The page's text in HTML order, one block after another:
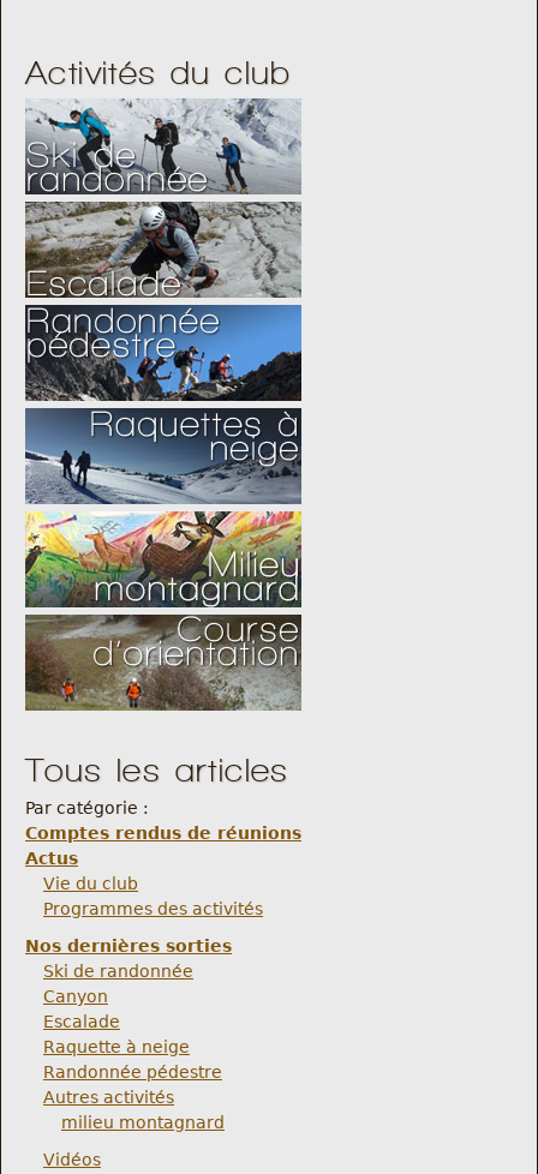
Activités du club
Tous les articles
Par catégorie :
Comptes rendus de réunions
Actus
Vie du club
Programmes des activités
Nos dernières sorties
Ski de randonnée
Canyon
Escalade
Raquette à neige
Randonnée pédestre
Autres activités
milieu montagnard
Vidéos